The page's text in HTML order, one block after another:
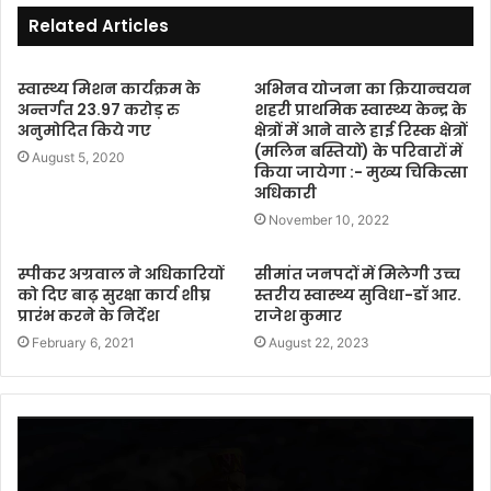
Related Articles
स्वास्थ्य मिशन कार्यक्रम के
अन्तर्गत 23.97 करोड़ रु
अनुमोदित किये गए
August 5, 2020
अभिनव योजना का क्रियान्वयन
शहरी प्राथमिक स्वास्थ्य केन्द्र के
क्षेत्रों में आने वाले हाई रिस्क क्षेत्रों
(मलिन बस्तियों) के परिवारों में
किया जायेगा :- मुख्य चिकित्सा
अधिकारी
November 10, 2022
स्पीकर अग्रवाल ने अधिकारियों
को दिए बाढ़ सुरक्षा कार्य शीघ्र
प्रारंभ करने के निर्देश
February 6, 2021
सीमांत जनपदों में मिलेगी उच्च
स्तरीय स्वास्थ्य सुविधा-डॉ आर.
राजेश कुमार
August 22, 2023